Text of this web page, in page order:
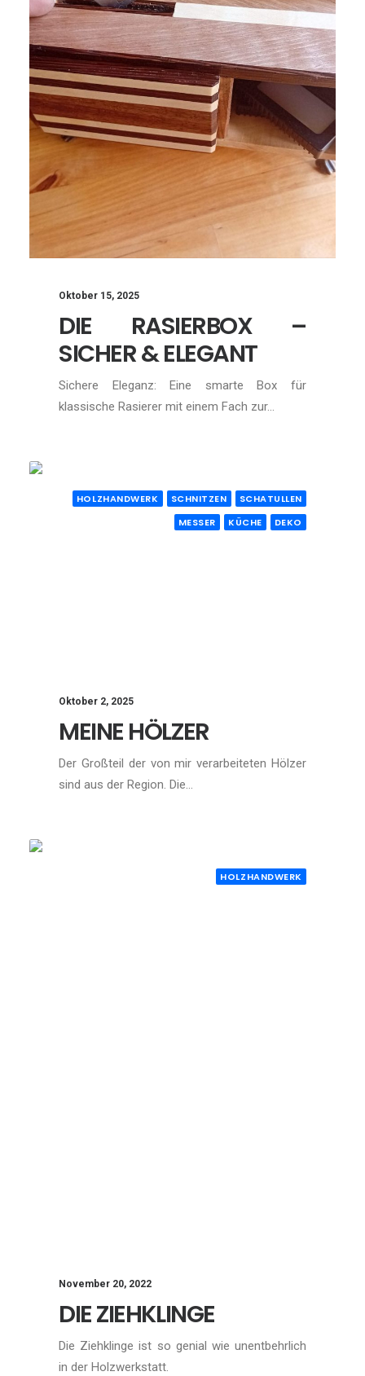
Oktober 15, 2025
DIE RASIERBOX –
SICHER & ELEGANT
Sichere Eleganz: Eine smarte Box für
klassische Rasierer mit einem Fach zur…
HOLZHANDWERK SCHNITZEN
SCHATULLEN
MESSER
KÜCHE DEKO
Oktober 2, 2025
MEINE HÖLZER
Der Großteil der von mir verarbeiteten Hölzer
sind aus der Region. Die…
HOLZHANDWERK
November 20, 2022
DIE ZIEHKLINGE
Die Ziehklinge ist so genial wie unentbehrlich
in der Holzwerkstatt.